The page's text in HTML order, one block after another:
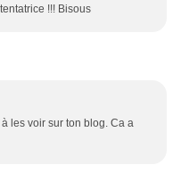
!!! Bisous
les voir sur ton blog. Ca a